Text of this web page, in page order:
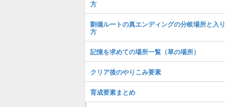
方
劉備ルートの真エンディングの分岐場所と入り
方
記憶を求めての場所一覧（草の場所）
クリア後のやりこみ要素
育成要素まとめ